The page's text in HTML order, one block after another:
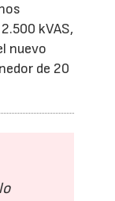
kVAS,
nuevo
de 20